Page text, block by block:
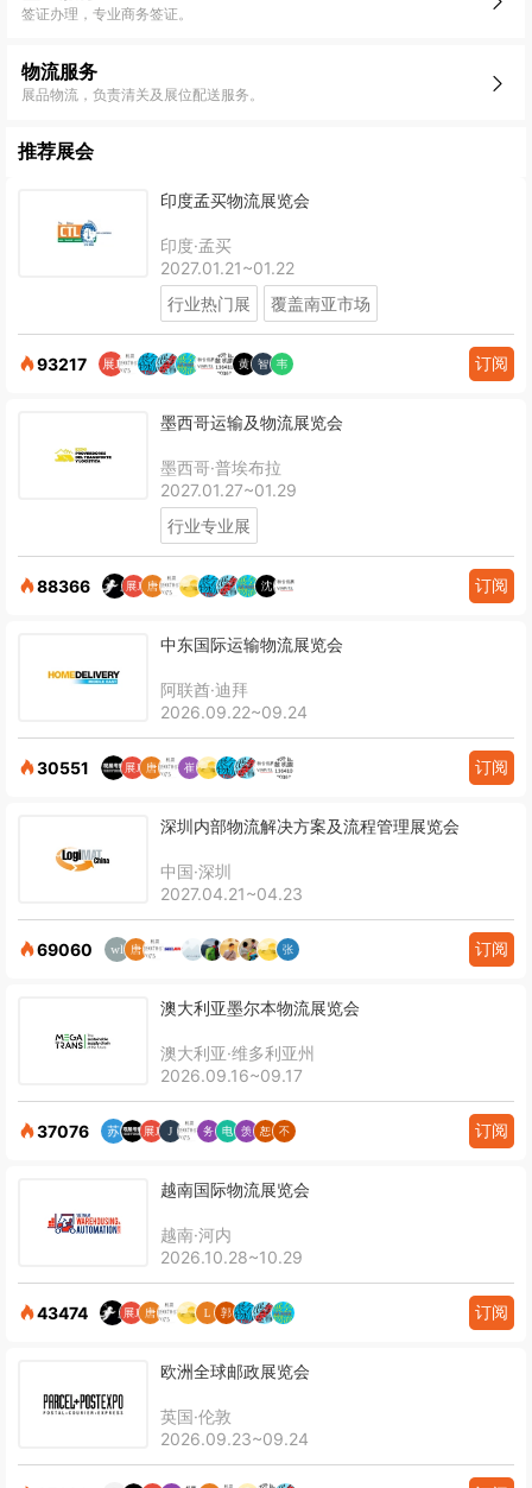
签证办理，专业商务签证。
物流服务
展品物流，负责清关及展位配送服务。
推荐展会
印度孟买物流展览会
印度·孟买
2027.01.21~01.22
行业热门展
覆盖南亚市场
93217 订阅
墨西哥运输及物流展览会
墨西哥·普埃布拉
2027.01.27~01.29
行业专业展
88366 订阅
中东国际运输物流展览会
阿联酋·迪拜
2026.09.22~09.24
30551 订阅
深圳内部物流解决方案及流程管理展览会
中国·深圳
2027.04.21~04.23
69060 订阅
澳大利亚墨尔本物流展览会
澳大利亚·维多利亚州
2026.09.16~09.17
37076 订阅
越南国际物流展览会
越南·河内
2026.10.28~10.29
43474 订阅
欧洲全球邮政展览会
英国·伦敦
2026.09.23~09.24